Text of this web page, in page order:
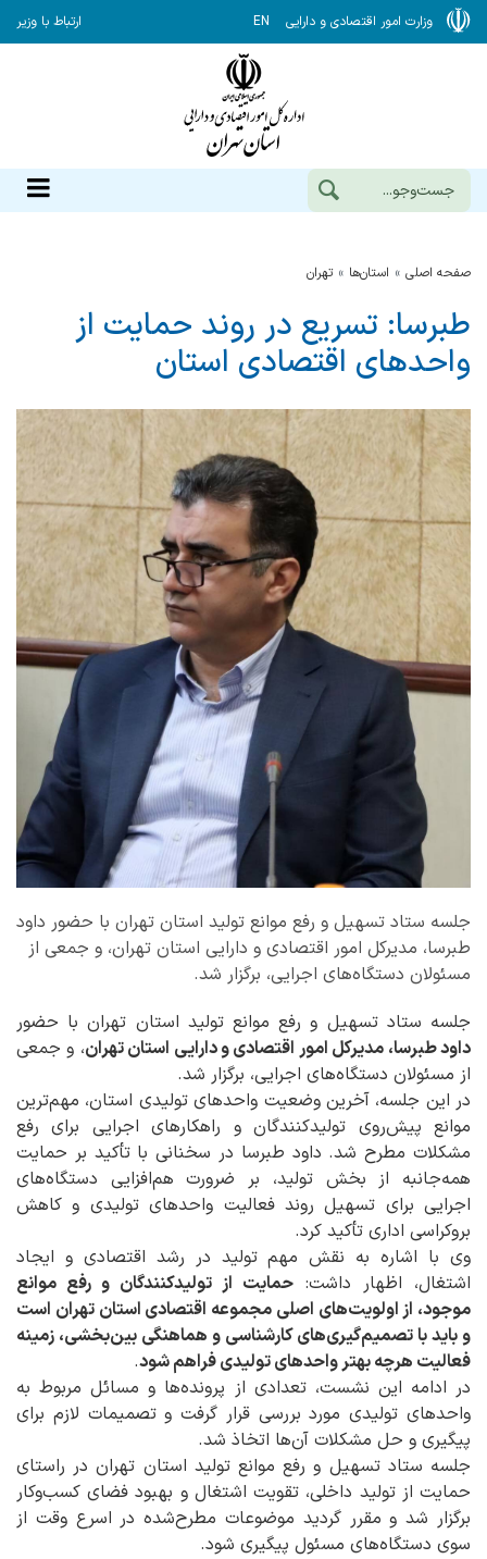
وزارت امور اقتصادی و دارایی EN ارتباط با وزیر
صفحه اصلی استان‌ها تهران
طبرسا: تسریع در روند حمایت از
واحدهای اقتصادی استان
جلسه ستاد تسهیل و رفع موانع تولید استان تهران با حضور داود
طبرسا، مدیرکل امور اقتصادی و دارایی استان تهران، و جمعی از
مسئولان دستگاه‌های اجرایی، برگزار شد.
جلسه ستاد تسهیل و رفع موانع تولید استان تهران با حضور
داود طبرسا، مدیرکل امور اقتصادی و دارایی استان تهران، و جمعی
از مسئولان دستگاه‌های اجرایی، برگزار شد.
در این جلسه، آخرین وضعیت واحدهای تولیدی استان، مهم‌ترین
موانع پیش‌روی تولیدکنندگان و راهکارهای اجرایی برای رفع
مشکلات مطرح شد. داود طبرسا در سخنانی با تأکید بر حمایت
همه‌جانبه از بخش تولید، بر ضرورت هم‌افزایی دستگاه‌های
اجرایی برای تسهیل روند فعالیت واحدهای تولیدی و کاهش
بروکراسی اداری تأکید کرد.
وی با اشاره به نقش مهم تولید در رشد اقتصادی و ایجاد
اشتغال، اظهار داشت: حمایت از تولیدکنندگان و رفع موانع
موجود، از اولویت‌های اصلی مجموعه اقتصادی استان تهران است
و باید با تصمیم‌گیری‌های کارشناسی و هماهنگی بین‌بخشی، زمینه
فعالیت هرچه بهتر واحدهای تولیدی فراهم شود.
در ادامه این نشست، تعدادی از پرونده‌ها و مسائل مربوط به
واحدهای تولیدی مورد بررسی قرار گرفت و تصمیمات لازم برای
پیگیری و حل مشکلات آن‌ها اتخاذ شد.
جلسه ستاد تسهیل و رفع موانع تولید استان تهران در راستای
حمایت از تولید داخلی، تقویت اشتغال و بهبود فضای کسب‌وکار
برگزار شد و مقرر گردید موضوعات مطرح‌شده در اسرع وقت از
سوی دستگاه‌های مسئول پیگیری شود.